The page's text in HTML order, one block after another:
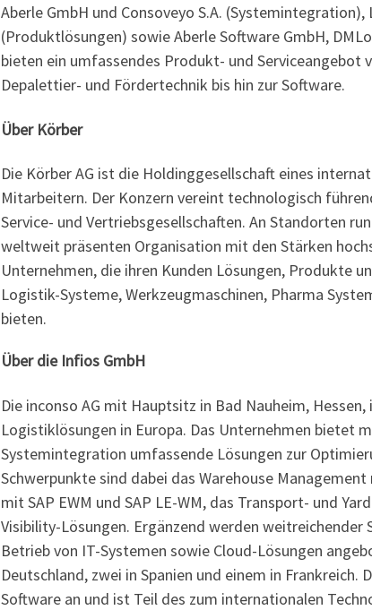
Aberle GmbH und Consoveyo S.A.
(Produktlösungen) sowie Aberle Software GmbH,
bieten ein umfassendes Produkt- und
Depalettier- und Fördertechnik bis hin zur Software.
Über Körber
Die Körber AG ist die Holdinggesellschaft eines
Mitarbeitern. Der Konzern vereint technologisch
Service- und Vertriebsgesellschaften. An Standorten
weltweit präsenten Organisation mit den Stärken
Unternehmen, die ihren Kunden Lösungen, Produkte
Logistik-Systeme, Werkzeugmaschinen, Pharma
bieten.
Über die Infios GmbH
Die inconso AG mit Hauptsitz in Bad Nauheim,
Logistiklösungen in Europa. Das Unternehmen bietet
Systemintegration umfassende Lösungen zur
Schwerpunkte sind dabei das Warehouse
mit SAP EWM und SAP LE-WM, das Transport- und
Visibility-Lösungen. Ergänzend werden
Betrieb von IT-Systemen sowie Cloud-Lösungen
Deutschland, zwei in Spanien und einem in
Software an und ist Teil des zum internationalen